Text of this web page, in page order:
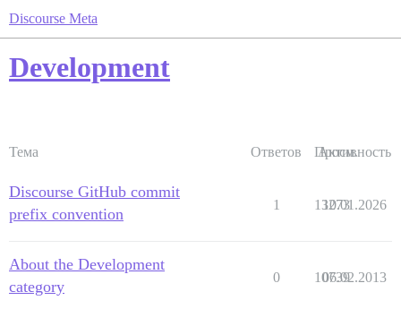
Discourse Meta
Development
Тема Ответов Просм.
Активность
Discourse GitHub commit
prefix convention
1 13273
10.01.2026
About the Development
category
0 10739
06.02.2013